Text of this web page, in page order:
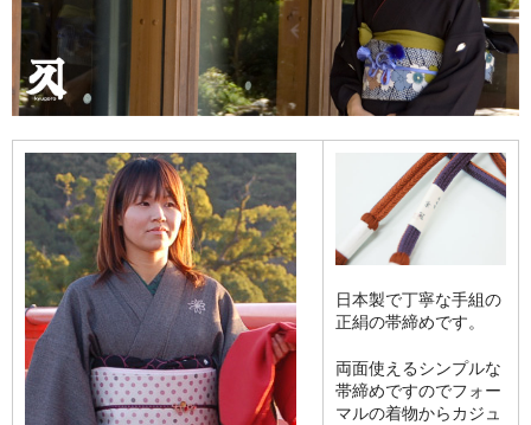
日本製で丁寧な手組の
正絹の帯締めです。
両面使えるシンプルな
帯締めですのでフォー
マルの着物からカジュ